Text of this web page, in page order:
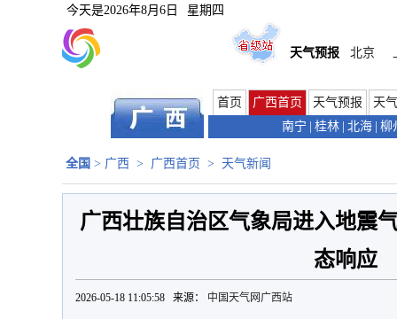
今天是2026年8月6日 星期四
天气预报 北京
首页 广西首页 天气预报
天
南宁
桂林 北海 柳
全国 > 广西 > 广西首页 > 天气新闻
广西壮族自治区气象局进入地震
态响应
2026-05-18 11:05:58 来源： 中国天气网广西站